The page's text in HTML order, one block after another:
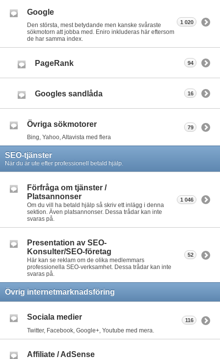
Google
Den största, mest betydande men kanske svåraste
sökmotorn att jobba med. Eniro inkluderas här eftersom
de har samma index.
1 020
PageRank 94
Googles sandlåda 16
Övriga sökmotorer
Bing, Yahoo, Altavista med flera
79
SEO-tjänster
När du är ute efter professionell betald hjälp.
Förfråga om tjänster /
Platsannonser
Om du vill ha betald hjälp så skriv ett inlägg i denna
sektion. Även platsannonser. Dessa trådar kan inte
svaras på.
1 046
Presentation av SEO-
Konsulter/SEO-företag
Här kan se reklam om de olika medlemmars
professionella SEO-verksamhet. Dessa trådar kan inte
svaras på.
52
Övrig internetmarknadsföring
Sociala medier
Twitter, Facebook, Google+, Youtube med mera.
116
Affiliate / AdSense